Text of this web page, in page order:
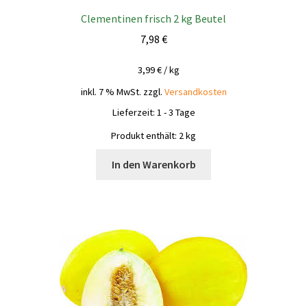
Clementinen frisch 2 kg Beutel
7,98 €
3,99€/kg
inkl. 7 % MwSt. zzgl. Versandkosten
Lieferzeit: 1 - 3 Tage
Produkt enthält: 2kg
In den Warenkorb